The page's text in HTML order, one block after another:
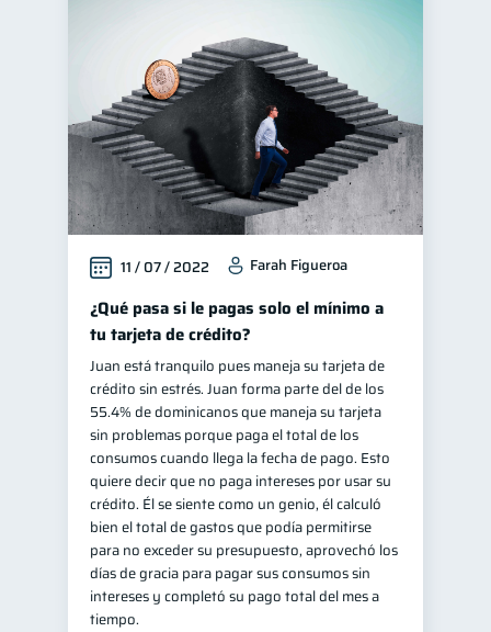
Historial crediticio 6
Ciberseguridad
Servicios 4
Derechos & Deberes 4
Cuenta Abandonada 2
Inversiones 2
Cuenta Inactiva 1
Finanzas Personales 1
Finanzas en Pareja
Educación Financiera
Fraudes 1
Información financiera
Salud mental 1 ahorro 1
Doble sueldo
Gasto responsable 1
información financiera
11 / 07 / 2022 Farah Figueroa
¿Qué pasa si le pagas solo el mínimo a
tu tarjeta de crédito?
Juan está tranquilo pues maneja su tarjeta de
crédito sin estrés. Juan forma parte del de los
55.4% de dominicanos que maneja su tarjeta
sin problemas porque paga el total de los
consumos cuando llega la fecha de pago. Esto
quiere decir que no paga intereses por usar su
crédito. Él se siente como un genio, él calculó
bien el total de gastos que podía permitirse
para no exceder su presupuesto, aprovechó los
días de gracia para pagar sus consumos sin
intereses y completó su pago total del mes a
tiempo.